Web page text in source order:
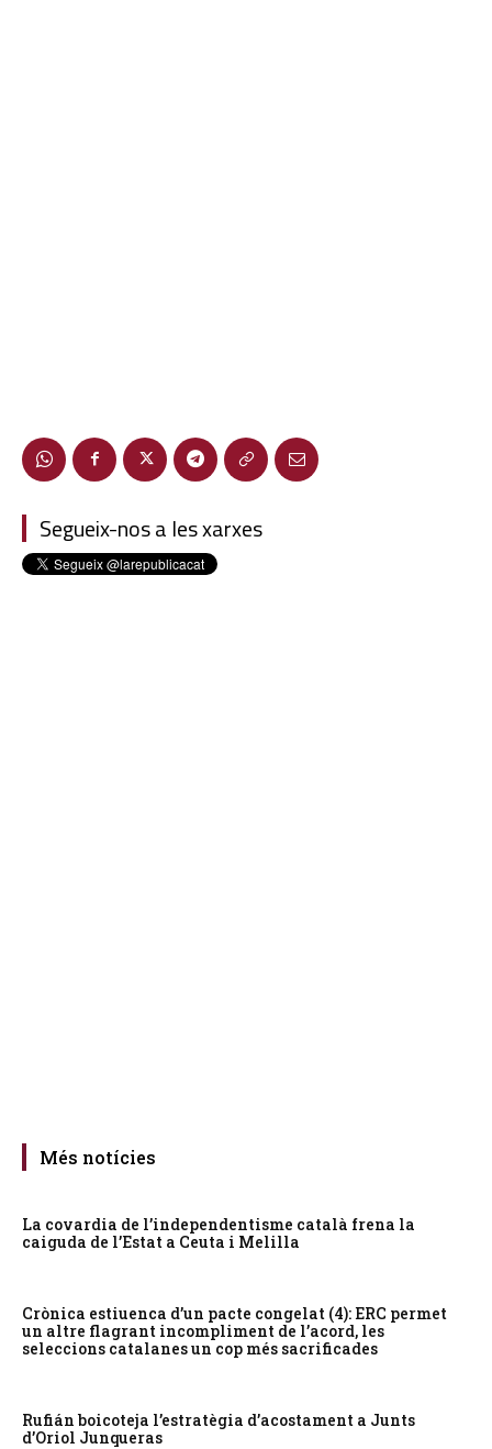
Segueix-nos a les xarxes
Més notícies
La covardia de l’independentisme català frena la
caiguda de l’Estat a Ceuta i Melilla
Crònica estiuenca d’un pacte congelat (4): ERC permet
un altre flagrant incompliment de l’acord, les
seleccions catalanes un cop més sacrificades
Rufián boicoteja l’estratègia d’acostament a Junts
d’Oriol Junqueras